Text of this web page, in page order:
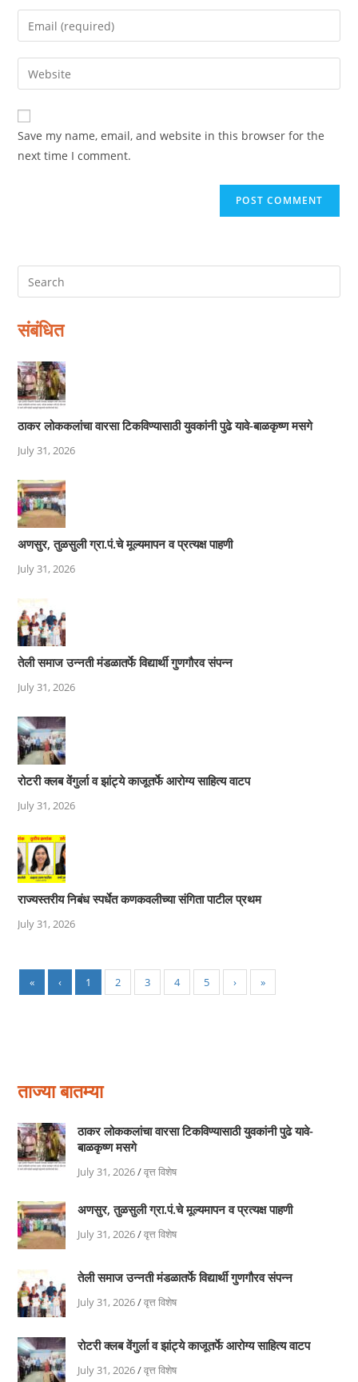
name
comment
Enter
your
email
address
comment
Enter
your
website
URL
(optional)
Save my name, email, and website in this browser for the
next time I comment.
संबंधित
ठाकर लोककलांचा वारसा टिकविण्यासाठी युवकांनी पुढे यावे-बाळकृष्ण मसगे
July 31, 2026
अणसुर, तुळसुली ग्रा.पं.चे मूल्यमापन व प्रत्यक्ष पाहणी
July 31, 2026
तेली समाज उन्नती मंडळातर्फे विद्यार्थी गुणगौरव संपन्न
July 31, 2026
रोटरी क्लब वेंगुर्ला व झांट्ये काजूतर्फे आरोग्य साहित्य वाटप
July 31, 2026
राज्यस्तरीय निबंध स्पर्धेत कणकवलीच्या संगिता पाटील प्रथम
July 31, 2026
« ‹ 1 2 3 4 5 › »
ताज्या बातम्या
ठाकर लोककलांचा वारसा टिकविण्यासाठी युवकांनी पुढे यावे-
बाळकृष्ण मसगे
July 31, 2026/वृत्त विशेष
अणसुर, तुळसुली ग्रा.पं.चे मूल्यमापन व प्रत्यक्ष पाहणी
July 31, 2026/वृत्त विशेष
तेली समाज उन्नती मंडळातर्फे विद्यार्थी गुणगौरव संपन्न
July 31, 2026/वृत्त विशेष
रोटरी क्लब वेंगुर्ला व झांट्ये काजूतर्फे आरोग्य साहित्य वाटप
July 31, 2026/वृत्त विशेष